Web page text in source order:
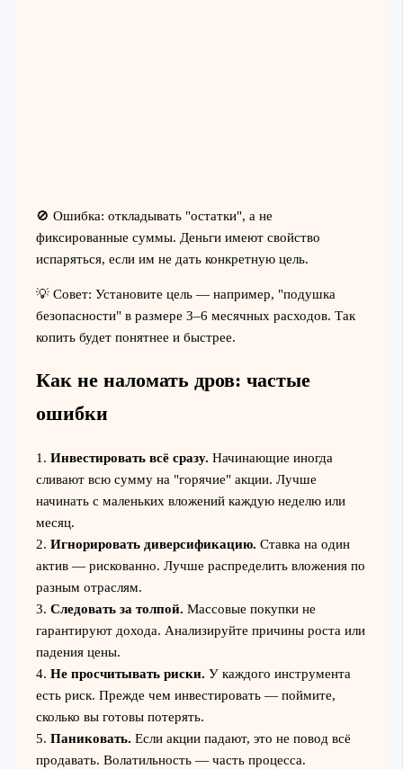
🚫 Ошибка: откладывать "остатки", а не
фиксированные суммы. Деньги имеют свойство
испаряться, если им не дать конкретную цель.
💡 Совет: Установите цель — например, "подушка
безопасности" в размере 3–6 месячных расходов. Так
копить будет понятнее и быстрее.
Как не наломать дров: частые
ошибки
1. Инвестировать всё сразу. Начинающие иногда
сливают всю сумму на "горячие" акции. Лучше
начинать с маленьких вложений каждую неделю или
месяц.
2. Игнорировать диверсификацию. Ставка на один
актив — рискованно. Лучше распределить вложения по
разным отраслям.
3. Следовать за толпой. Массовые покупки не
гарантируют дохода. Анализируйте причины роста или
падения цены.
4. Не просчитывать риски. У каждого инструмента
есть риск. Прежде чем инвестировать — поймите,
сколько вы готовы потерять.
5. Паниковать. Если акции падают, это не повод всё
продавать. Волатильность — часть процесса.